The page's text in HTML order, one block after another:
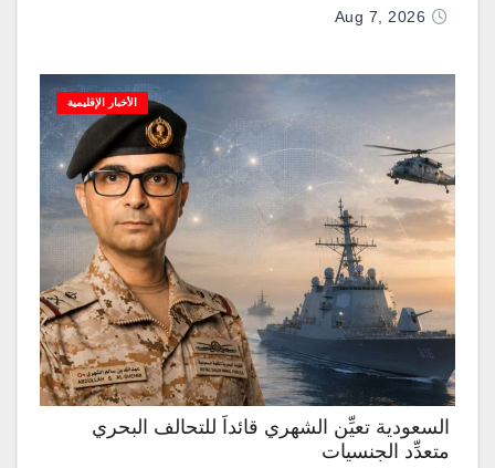
Aug 7, 2026
الأخبار الإقليمية
السعودية تعيِّن الشهري قائداً للتحالف البحري
متعدِّد الجنسيات